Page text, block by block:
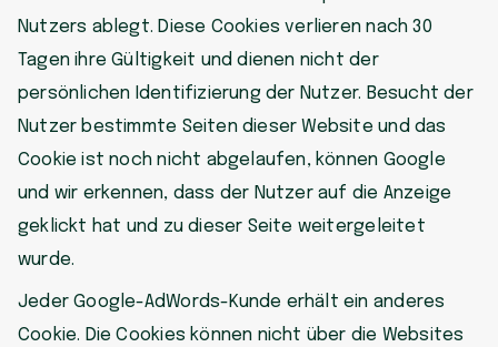
Nutzers ablegt. Diese Cookies verlieren nach 30
Tagen ihre Gültigkeit und dienen nicht der
persönlichen Identifizierung der Nutzer. Besucht der
Nutzer bestimmte Seiten dieser Website und das
Cookie ist noch nicht abgelaufen, können Google
und wir erkennen, dass der Nutzer auf die Anzeige
geklickt hat und zu dieser Seite weitergeleitet
wurde.
Jeder Google-AdWords-Kunde erhält ein anderes
Cookie. Die Cookies können nicht über die Websites